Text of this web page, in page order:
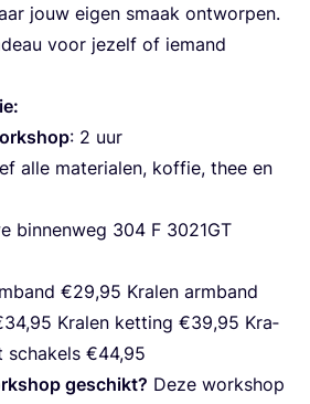
jouw eigen sma­ak ontwor­pen.
voor jezelf of iemand
: 2 uur
alle mate­ri­alen, kof­fie, thee en
bin­nenweg 304 F 3021GT
€29,95 Kra­len arm­band
34,95 Kra­len ket­ting €39,95 Kra­
scha­kels €44,95
ges­c­hikt? Deze wor­k­shop